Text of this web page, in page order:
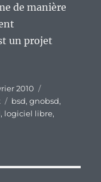
de manière
un projet
2010
Étiquettes
bsd,gnobsd,
, logiciel libre,